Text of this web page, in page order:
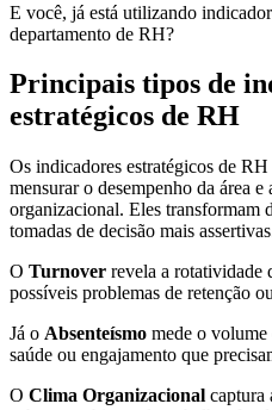
E você, já está utilizando
departamento de RH?
Principais tipos de
estratégicos de RH
Os indicadores estratégicos de RH
mensurar o desempenho da área e
organizacional. Eles transformam
tomadas de decisão mais
O Turnover revela a rotatividade
possíveis problemas de retenção
Já o Absenteísmo mede o volume
saúde ou engajamento que
O Clima Organizacional captura